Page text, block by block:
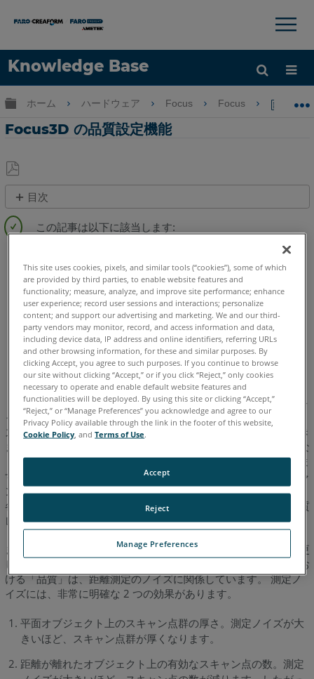
Knowledge Base
言語
×
グローバル階層を展開/折りたたむ
ホーム ハードウェア Focus Focus
Focus3D の品質設定機能
PDF
と
し
て
目次
も
Focus3D Focus3D X Focus3D X HDR Focus3D S
イタリア語 コリアン スペイン語 ドイツ語 フランス語
ポルトガル語 中国語 日本語 英語
［品質］ - スキャン分解能が一定の場合、スキャンの品質とスキ
ャン時間に影響を与えます。ユーザーは、操作しやすい 1 つの
スライダで品質とスピードのニーズのバランスをとることができ
ます。スライドを上に動かすと、スキャンデータのノイズが少な
くなり、スキャン品質が向上しますが、スキャン時間が増加しま
す。スライダを下に動かすと、スキャン時間が短くなり、スキャ
ンプロジェクトの効率が高くなります。［品質］スライダでは、
各種の測定速度により、または追加のノイズ圧縮を適用して品質
レベルを設定します。
また、品質設定はフィルタとの関連はなく、品質スライダを変更
してもフィルタが無効になることはありません。当社の定義にお
ける「品質」は、距離測定のノイズに関係しています。 測定ノ
イズには、非常に明確な 2 つの効果があります。
平面オブジェクト上のスキャン点群の厚さ。測定ノイズが大
きいほど、スキャン点群が厚くなります。
距離が離れたオブジェクト上の有効なスキャン点の数。測定
This site uses cookies, pixels, and similar tools (“cookies”), some of which
are provided by third parties, to enable website features and
functionality; measure, analyze, and improve site performance; enhance
user experience; record user sessions and interactions; personalize
content; and support our advertising and marketing. We and our third-
party vendors may monitor, record, and access information and data,
including device data, IP address and online identifiers, referring URLs
and other browsing information, for these and similar purposes. By
clicking Accept, you agree to such purposes. If you continue to browse
our site without clicking “Accept,” or if you click “Reject,” only cookies
necessary to operate and enable default website features and
functionalities will be deployed. By using this site or clicking “Accept,”
“Reject,” or “Manage Preferences” you acknowledge and agree to our
Privacy Policy available through the link in the footer of this website,
Cookie Policy , andTerms of Use.
Manage Preferences
Reject
Accept